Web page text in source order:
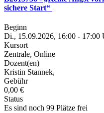
sichere Start“
Beginn
Di., 15.09.2026, 16:00 - 17:00
Kursort
Zentrale, Online
Dozent(en)
Kristin Stannek,
Gebühr
0,00 €
Status
Es sind noch 99 Plätze frei